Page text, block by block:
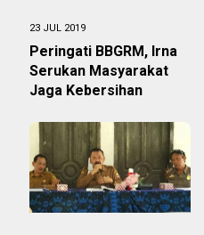
23 JUL 2019
Peringati BBGRM, Irna
Serukan Masyarakat
Jaga Kebersihan